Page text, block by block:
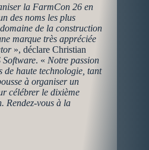
la FarmCon 26 en
des noms les plus
de la construction
marque très appréciée
», déclare Christian
Software. « Notre passion
de haute technologie, tant
à organiser un
célébrer le dixième
Rendez-vous à la